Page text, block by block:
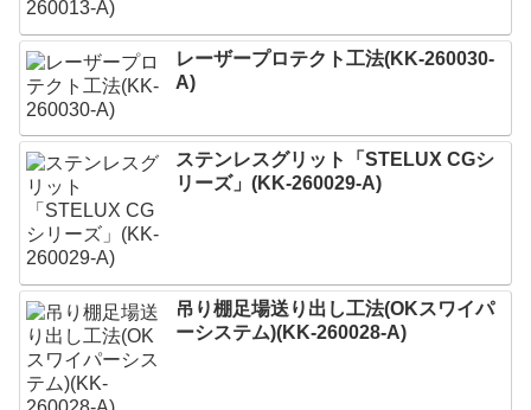
レーザープロテクト⼯法(KK-260030-
A)
ステンレスグリット「STELUX CGシ
リーズ」(KK-260029-A)
吊り棚足場送り出し工法(OKスワイパ
ーシステム)(KK-260028-A)